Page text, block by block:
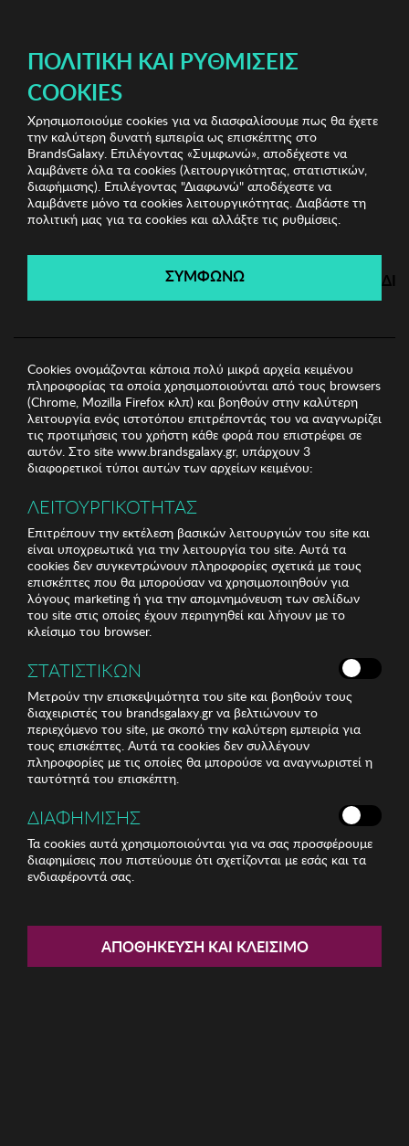
Biston Ανδρικές Μπλούζες
Ανδρική Μπλούζα
BISTON
Biston
Λήγει σε: 00ημέρες | 00ώρες 00λεπτά 00δευτ.
Ανδρική Μπλούζα BISTON
ΠΟΛΙΤΙΚΉ ΚΑΙ ΡΥΘΜΊΣΕΙΣ
COOKIES
Χρησιμοποιούμε cookies για να διασφαλίσουμε πως θα έχετε
την καλύτερη δυνατή εμπειρία ως επισκέπτης στο
BrandsGalaxy. Επιλέγοντας «Συμφωνώ», αποδέχεστε να
λαμβάνετε όλα τα cookies (λειτουργικότητας, στατιστικών,
διαφήμισης). Επιλέγοντας "Διαφωνώ" αποδέχεστε να
λαμβάνετε μόνο τα cookies λειτουργικότητας. Διαβάστε τη
πολιτική μας για τα cookies και αλλάξτε τις ρυθμίσεις.
ΣΥΜΦΩΝΩ
Cookies ονομάζονται κάποια πολύ μικρά αρχεία κειμένου
πληροφορίας τα οποία χρησιμοποιούνται από τους browsers
(Chrome, Mozilla Firefox κλπ) και βοηθούν στην καλύτερη
λειτουργία ενός ιστοτόπου επιτρέποντάς του να αναγνωρίζει
τις προτιμήσεις του χρήστη κάθε φορά που επιστρέφει σε
αυτόν. Στο site www.brandsgalaxy.gr, υπάρχουν 3
διαφορετικοί τύποι αυτών των αρχείων κειμένου:
ΛΕΙΤΟΥΡΓΙΚΟΤΗΤΑΣ
Επιτρέπουν την εκτέλεση βασικών λειτουργιών του site και
είναι υποχρεωτικά για την λειτουργία του site. Αυτά τα
cookies δεν συγκεντρώνουν πληροφορίες σχετικά με τους
επισκέπτες που θα μπορούσαν να χρησιμοποιηθούν για
λόγους marketing ή για την απομνημόνευση των σελίδων
του site στις οποίες έχουν περιηγηθεί και λήγουν με το
κλείσιμο του browser.
ΣΤΑΤΙΣΤΙΚΩΝ
Μετρούν την επισκεψιμότητα του site και βοηθούν τους
διαχειριστές του brandsgalaxy.gr να βελτιώνουν το
περιεχόμενο του site, με σκοπό την καλύτερη εμπειρία για
τους επισκέπτες. Αυτά τα cookies δεν συλλέγουν
πληροφορίες με τις οποίες θα μπορούσε να αναγνωριστεί η
ταυτότητά του επισκέπτη.
ΔΙΑΦΗΜΙΣΗΣ
Τα cookies αυτά χρησιμοποιούνται για να σας προσφέρουμε
διαφημίσεις που πιστεύουμε ότι σχετίζονται με εσάς και τα
ενδιαφέροντά σας.
ΑΠΟΘΉΚΕΥΣΗ ΚΑΙ ΚΛΕΊΣΙΜΟ